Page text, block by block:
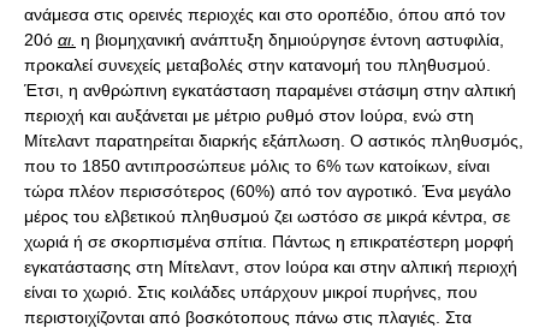
ανάμεσα στις ορεινές περιοχές και στο οροπέδιο, όπου από τον
20ό αι. η βιομηχανική ανάπτυξη δημιούργησε έντονη αστυφιλία,
προκαλεί συνεχείς μεταβολές στην κατανομή του πληθυσμού.
Έτσι, η ανθρώπινη εγκατάσταση παραμένει στάσιμη στην αλπική
περιοχή και αυξάνεται με μέτριο ρυθμό στον Ιούρα, ενώ στη
Μίτελαντ παρατηρείται διαρκής εξάπλωση. Ο αστικός πληθυσμός,
που το 1850 αντιπροσώπευε μόλις το 6% των κατοίκων, είναι
τώρα πλέον περισσότερος (60%) από τον αγροτικό. Ένα μεγάλο
μέρος του ελβετικού πληθυσμού ζει ωστόσο σε μικρά κέντρα, σε
χωριά ή σε σκορπισμένα σπίτια. Πάντως η επικρατέστερη μορφή
εγκατάστασης στη Μίτελαντ, στον Ιούρα και στην αλπική περιοχή
είναι το χωριό. Στις κοιλάδες υπάρχουν μικροί πυρήνες, που
περιστοιχίζονται από βοσκότοπους πάνω στις πλαγιές. Στα